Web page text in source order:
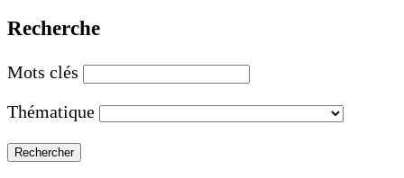
Recherche
Mots clés
Thématique